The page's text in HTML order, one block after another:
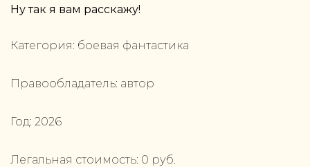
Ну так я вам расскажу!
Категория: боевая фантастика
Правообладатель: автор
Год: 2026
Легальная стоимость: 0 руб.